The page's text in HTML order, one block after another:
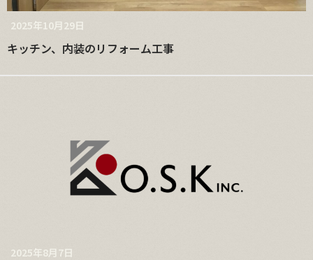
2025年10月29日
キッチン、内装のリフォーム工事
2025年8月7日